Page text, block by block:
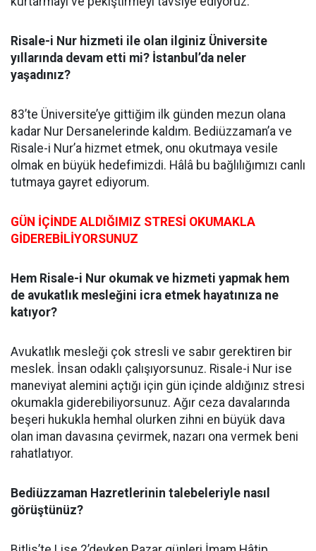
Risale-i Nur hizmeti ile olan ilginiz Üniversite
yıllarında devam etti mi? İstanbul’da neler
yaşadınız?
83’te Üniversite’ye gittiğim ilk günden mezun olana
kadar Nur Dersanelerinde kaldım. Bediüzzaman’a ve
Risale-i Nur’a hizmet etmek, onu okutmaya vesile
olmak en büyük hedefimizdi. Hâlâ bu bağlılığımızı canlı
tutmaya gayret ediyorum.
GÜN İÇİNDE ALDIĞIMIZ STRESİ OKUMAKLA
GİDEREBİLİYORSUNUZ
Hem Risale-i Nur okumak ve hizmeti yapmak hem
de avukatlık mesleğini icra etmek hayatınıza ne
katıyor?
Avukatlık mesleği çok stresli ve sabır gerektiren bir
meslek. İnsan odaklı çalışıyorsunuz. Risale-i Nur ise
maneviyat alemini açtığı için gün içinde aldığınız stresi
okumakla giderebiliyorsunuz. Ağır ceza davalarında
beşeri hukukla hemhal olurken zihni en büyük dava
olan iman davasına çevirmek, nazarı ona vermek beni
rahatlatıyor.
Bediüzzaman Hazretlerinin talebeleriyle nasıl
görüştünüz?